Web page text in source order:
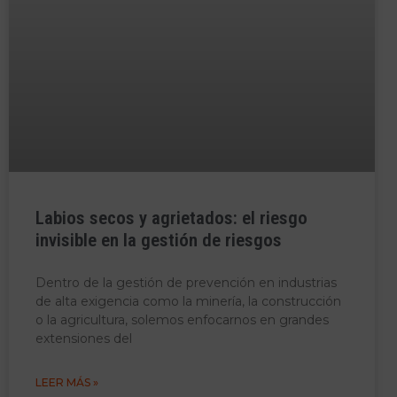
Labios secos y agrietados: el riesgo
invisible en la gestión de riesgos
Dentro de la gestión de prevención en industrias
de alta exigencia como la minería, la construcción
o la agricultura, solemos enfocarnos en grandes
extensiones del
LEER MÁS »